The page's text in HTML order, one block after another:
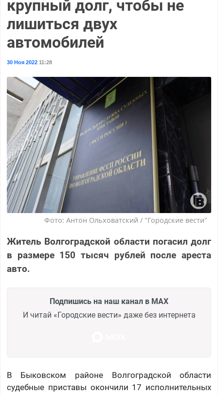
крупный долг, чтобы не
лишиться двух
автомобилей
30 Ноя 202211:28
Фото: Антон Ольховатский / "Городские вести"
Житель Волгоградской области погасил долг
в размере 150 тысяч рублей после ареста
авто.
Подпишись на наш канал в MAX
И читай «Городские вести» даже без интернета
В Быковском районе Волгоградской области
судебные приставы окончили 17 исполнительных